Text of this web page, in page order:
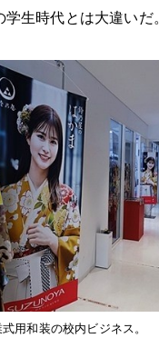
生時代とは大違いだ。
用和装の校内ビジネス。